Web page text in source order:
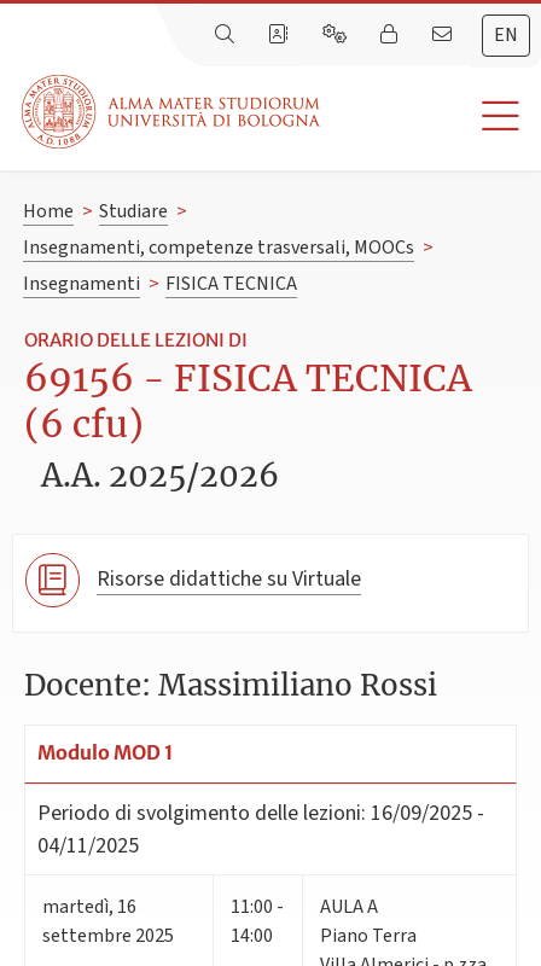
EN
Home > Studiare >
Insegnamenti, competenze trasversali, MOOCs >
Insegnamenti > FISICA TECNICA
ORARIO DELLE LEZIONI DI
69156 - FISICA TECNICA
(6 cfu)
A.A. 2025/2026
Risorse didattiche su Virtuale
Docente: Massimiliano Rossi
Modulo MOD 1
Periodo di svolgimento delle lezioni: 16/09/2025 -
04/11/2025
martedì, 16
settembre 2025
11:00 -
14:00
AULA A
Piano Terra